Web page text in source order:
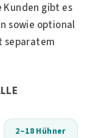
Kunden gibt es
sowie optional
separatem
2–18 Hühner